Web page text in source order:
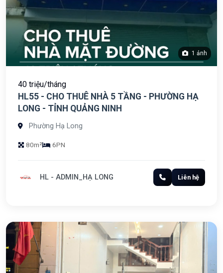
1 ảnh
40 triệu/tháng
HL55 - CHO THUÊ NHÀ 5 TẦNG - PHƯỜNG HẠ
LONG - TỈNH QUẢNG NINH
Phường Hạ Long
80m² 6PN
HL - ADMIN_HẠ LONG Liên hệ